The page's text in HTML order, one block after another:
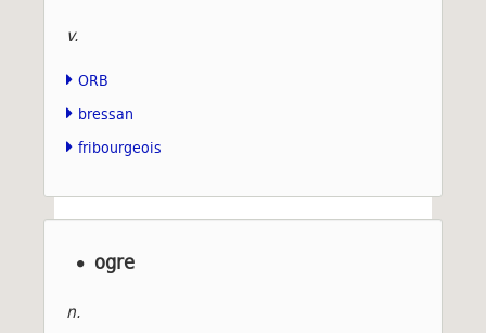
v.
ORB
bressan
fribourgeois
ogre
n.